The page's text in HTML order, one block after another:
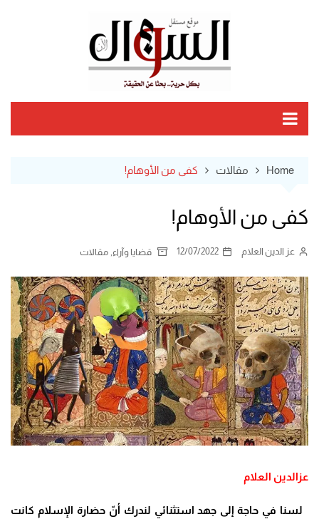
Home مقالات كفى من الأوهام!
كفى من الأوهام!
عز الدين العلام 12/07/2022 قضايا وآراء مقالات
عزالدين العلام
لسنا في حاجة إلى جهد استثنائي لندرك أنّ حضارة الإسلام كانت